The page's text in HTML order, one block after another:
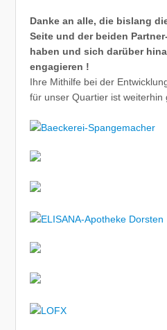
Danke an alle, die bislang
Seite und der beiden
haben und sich darüber
engagieren !
Ihre Mithilfe bei der
für unser Quartier ist weiterhin